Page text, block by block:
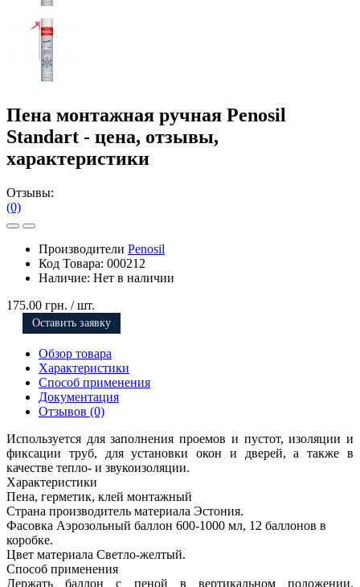
Пена монтажная ручная Penosil
Standart - цена, отзывы,
характеристики
Отзывы:
(0)
Производители Penosil
Код Товара: 000212
Наличие: Нет в наличии
175.00 грн. / шт.
Оставить заявку
Обзор товара
Характеристики
Способ применения
Документация
Отзывов (0)
Используется для заполнения проемов и пустот, изоляции и
фиксации труб, для установки окон и дверей, а также в
качестве тепло- и звукоизоляции.
Характеристики
Пена, герметик, клей монтажный
Страна производитель материала Эстония.
Фасовка Аэрозольный баллон 600-1000 мл, 12 баллонов в
коробке .
Цвет материала Светло-желтый.
Способ применения
Держать баллон с пеной в вертикальном положении.